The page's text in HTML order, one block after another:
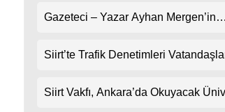
Spor
Gazeteci – Yazar Ayhan Mergen’in
Kuralları”
Siirt’te Trafik Denetimleri
Siirt Vakfı, Ankara’da Okuyacak